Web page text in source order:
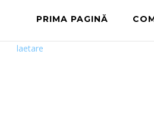
PRIMA PAGINĂ
laetare